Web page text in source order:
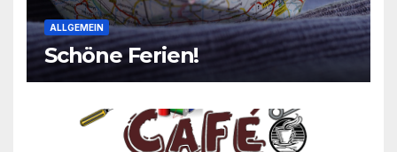
ALLGEMEIN
Schöne Ferien!